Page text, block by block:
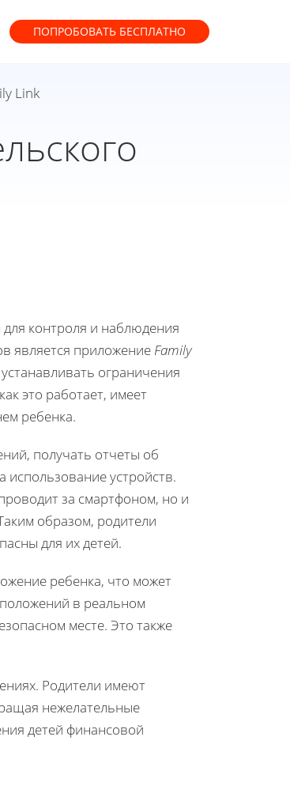
ПОПРОБОВАТЬ БЕСПЛАТНО
Link
контроля и наблюдения
является приложение Family
ограничения
это работает, имеет
ребенка.
получать отчеты об
использование устройств.
за смартфоном, но и
образом, родители
для их детей.
ребенка, что может
в реальном
месте. Это также
Родители имеют
нежелательные
детей финансовой